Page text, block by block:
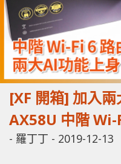
[XF 開箱] 加入
AX58U 中階
- 羅丁丁 - 2019-12-13